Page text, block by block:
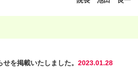
を掲載いたしました。 2023.01.28